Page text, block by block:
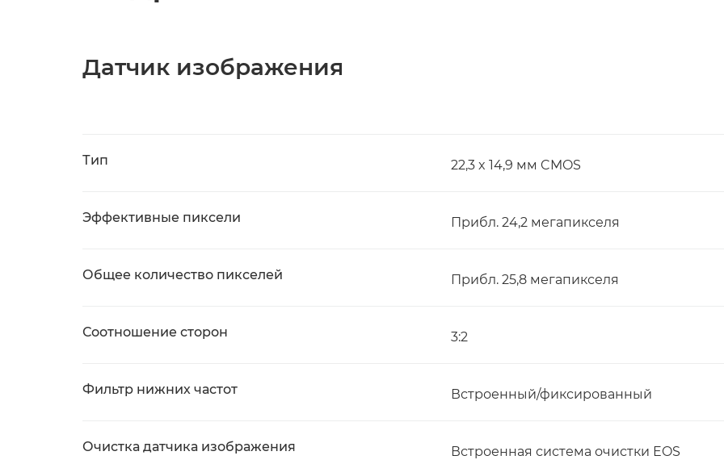
Датчик изображения
Тип 22,3 x 14,9 мм CMOS
Эффективные пиксели Прибл. 24,2 мегапикселя
Общее количество пикселей Прибл. 25,8 мегапикселя
Соотношение сторон 3:2
Фильтр нижних частот Встроенный/фиксированный
Очистка датчика изображения Встроенная система очистки EOS